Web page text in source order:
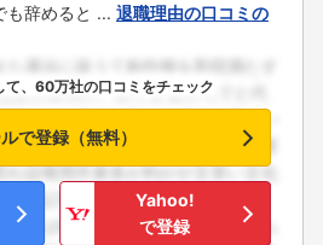
も辞めると ... 退職理由の口コミの
て、60万社の口コミをチェック
で登録（無料）
Yahoo!
で登録